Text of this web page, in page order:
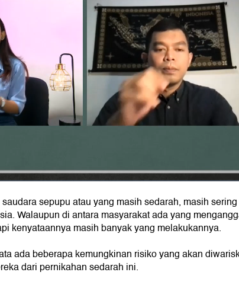
sepupu atau yang masih sedarah, masih
Walaupun di antara masyarakat ada yang
kenyataannya masih banyak yang melakukannya.
ada beberapa kemungkinan risiko yang akan
dari pernikahan sedarah ini.